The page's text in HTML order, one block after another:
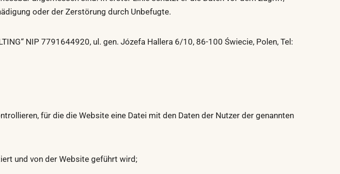
oder der Zerstörung durch Unbefugte.
NIP 7791644920, ul. gen. Józefa Hallera 6/10, 86-100 Świecie, Polen, Tel:
für die die Website eine Datei mit den Daten der Nutzer der genannten
und von der Website geführt wird;